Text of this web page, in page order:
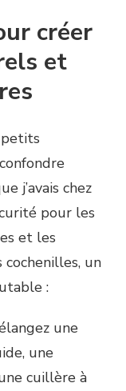
créer
et
j’avais chez
pour les
et les
un
:
une
une
cuillère à